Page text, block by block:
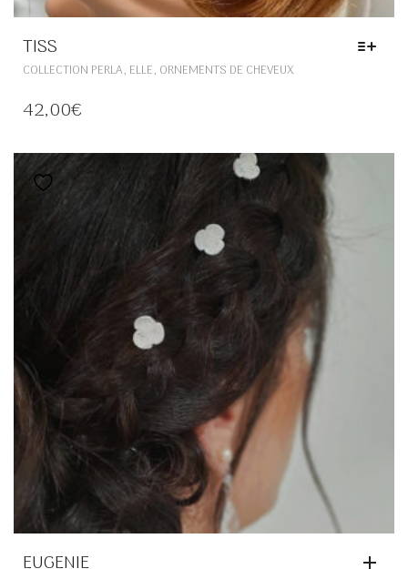
TISS
COLLECTION PERLA, ELLE, ORNEMENTS DE CHEVEUX
LES
OPTIONS
PEUVENT
CHOISIES
PAGE
DU
PRODUIT
42,00€
Ajouter à la liste de souhaits